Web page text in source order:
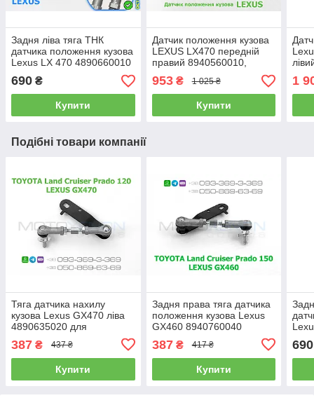
Задня ліва тяга ТНК
датчика положення кузова
Lexus LX 470 4890660010
690 ₴
Купити
Датчик положення кузова
LEXUS LX470 передній
правий 8940560010,
8940560011, 8940560012
953₴ 1 025 ₴
Купити
1
Подібні товари компанії
Тяга датчика нахилу
кузова Lexus GX470 ліва
4890635020 для
8940860011 тяжка рівня
положення, висоти
кліренсу
387 ₴ 437 ₴
Купити
Задня права тяга датчика
положення кузова Lexus
GX460 8940760040
387₴ 417 ₴
Купити
690